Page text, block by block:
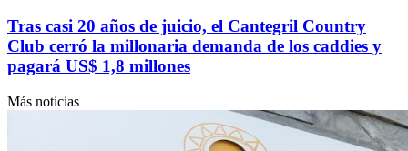
Tras casi 20 años de juicio, el Cantegril Country
Club cerró la millonaria demanda de los caddies y
pagará US$ 1,8 millones
Más noticias